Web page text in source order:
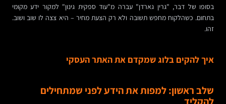
בסופו של דבר, "גרין גארדן" עברה מ"עוד ספקית גינון" למקור ידע מקומי
בתחום. כשהלקוח מחפש תשובה ולא רק הצעת מחיר – היא צצה לו שוב ושוב.
זהו.
איך להקים בלוג שמקדם את האתר העסקי
שלב ראשון: למפות את הידע לפני שמתחילים
להקליד